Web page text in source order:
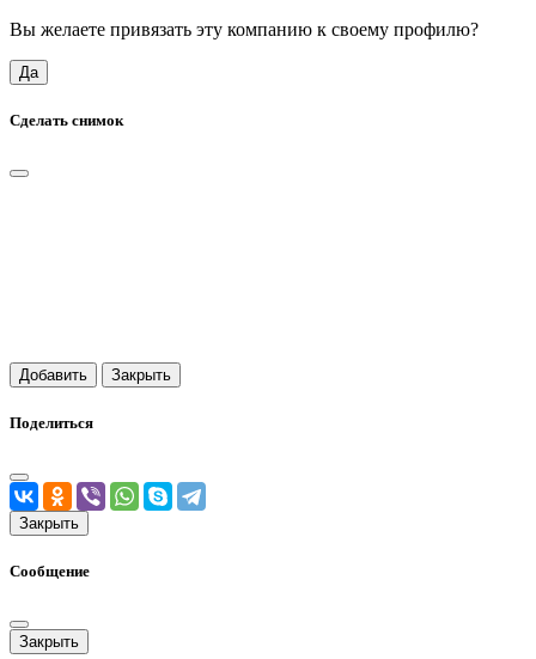
Вы желаете привязать эту компанию к своему профилю?
Да
Сделать снимок
Добавить Закрыть
Поделиться
Закрыть
Сообщение
Закрыть